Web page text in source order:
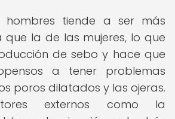
tiende a ser más
la de las mujeres, lo que
de sebo y hace que
a tener problemas
poros dilatados y las ojeras.
externos como la